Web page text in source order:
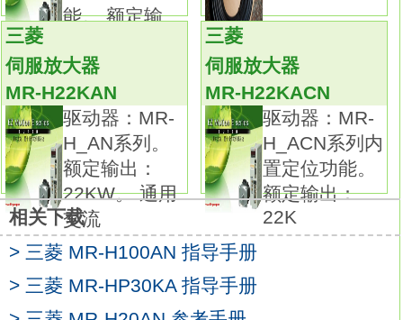
成速度、位移控制闭环。
而通用变频器只能组成开环控制系统。
伺服控制器的各项控制指标(如稳态精度和动态
性能等)优于通用变频器。光纤长度：5.0米。
SSCNETⅢ电缆(控制柜外用标准光纤)。
CN1A和CN1B用接头。类型：MR-J系列。
额定输出：3.5KW。
适用电机系列：HA-FF,HA-SE。
电压：三相AC220V。
这对于提高伺服电机的低速控制的稳定性减少
低速脉动有很大帮助。
但对于提高位置控制的精度没有直接效果。
能。 额定输
三菱
伺服放大器
MR-H22KAN
驱动器：MR-
H_AN系列。
额定输出：
22KW。 通用
交流
三菱
伺服放大器
MR-H22KACN
驱动器：MR-
H_ACN系列内
置定位功能。
额定输出：
22K
相关下载
> 三菱 MR-H100AN 指导手册
> 三菱 MR-HP30KA 指导手册